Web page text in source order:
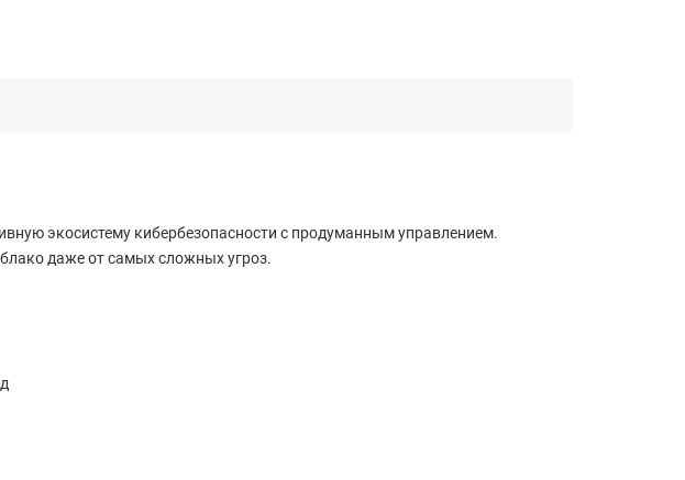
экосистему кибербезопасности с продуманным управлением.
даже от самых сложных угроз.